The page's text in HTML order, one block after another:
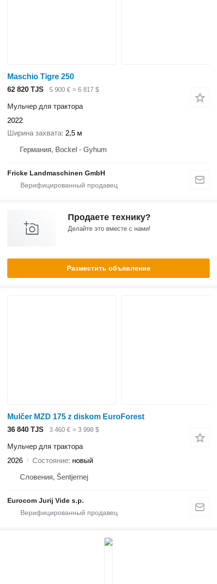
Maschio Tigre 250
62 820 TJS
5 900 € ≈ 6 817 $
Мульчер для трактора
2022
Ширина захвата 2,5 м
Германия, Bockel - Gyhum
Fricke Landmaschinen GmbH
Продаете технику?
Делайте это вместе с нами!
Разместить объявление
Mulčer MZD 175 z diskom EuroForest
36 840 TJS
3 460 € ≈ 3 998 $
Мульчер для трактора
2026
Состояние новый
Словения, Šentjernej
Eurocom Jurij Vide s.p.